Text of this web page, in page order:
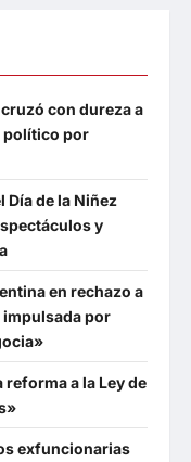
con dureza a
político por
Día de la Niñez
y
en rechazo a
impulsada por
a la Ley de
exfuncionarias